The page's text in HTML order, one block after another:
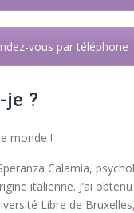
vous par téléphone
je ?
monde !
Calamia,
italienne. J’ai
Libre de